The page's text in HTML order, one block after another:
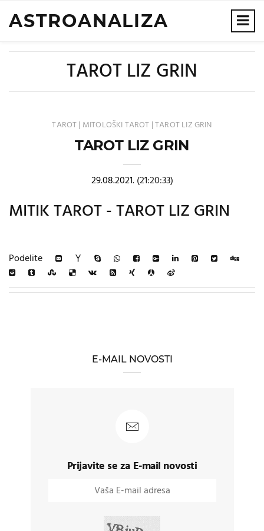
ASTROANALIZA
TAROT LIZ GRIN
TAROT| MITOLOŠKI TAROT |TAROT LIZ GRIN
TAROT LIZ GRIN
29.08.2021.(21:20:33)
MITIK TAROT - TAROT LIZ GRIN
Podelite
E-MAIL NOVOSTI
Prijavite se za E-mail novosti